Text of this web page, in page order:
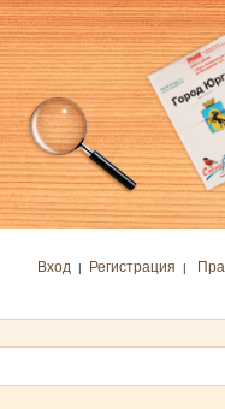
Вход | Регистрация |